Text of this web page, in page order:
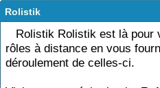
Rolistik
Rolistik Rolistik est là pour
rôles à distance en vous
déroulement de celles-ci.